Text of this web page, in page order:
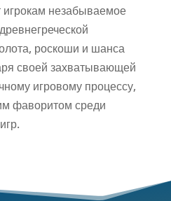
игрокам незабываемое
роскоши и шанса
своей захватывающей
игровому процессу,
фаворитом среди